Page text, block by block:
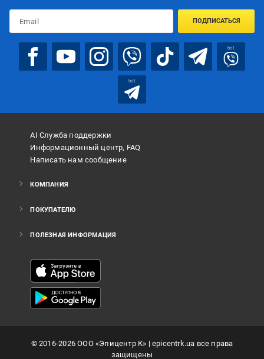
ПОДПИСАТЬСЯ
bot
bot
AI Служба поддержки
Информационный центр, FAQ
Написать нам сообщение
КОМПАНИЯ
ПОКУПАТЕЛЮ
ПОЛЕЗНАЯ ИНФОРМАЦИЯ
©2016-2026ООО «Эпицентр К» | epicentrk.ua все права
защищены